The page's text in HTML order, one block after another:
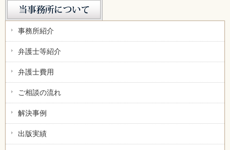
事務所紹介
弁護士等紹介
弁護士費用
ご相談の流れ
解決事例
出版実績